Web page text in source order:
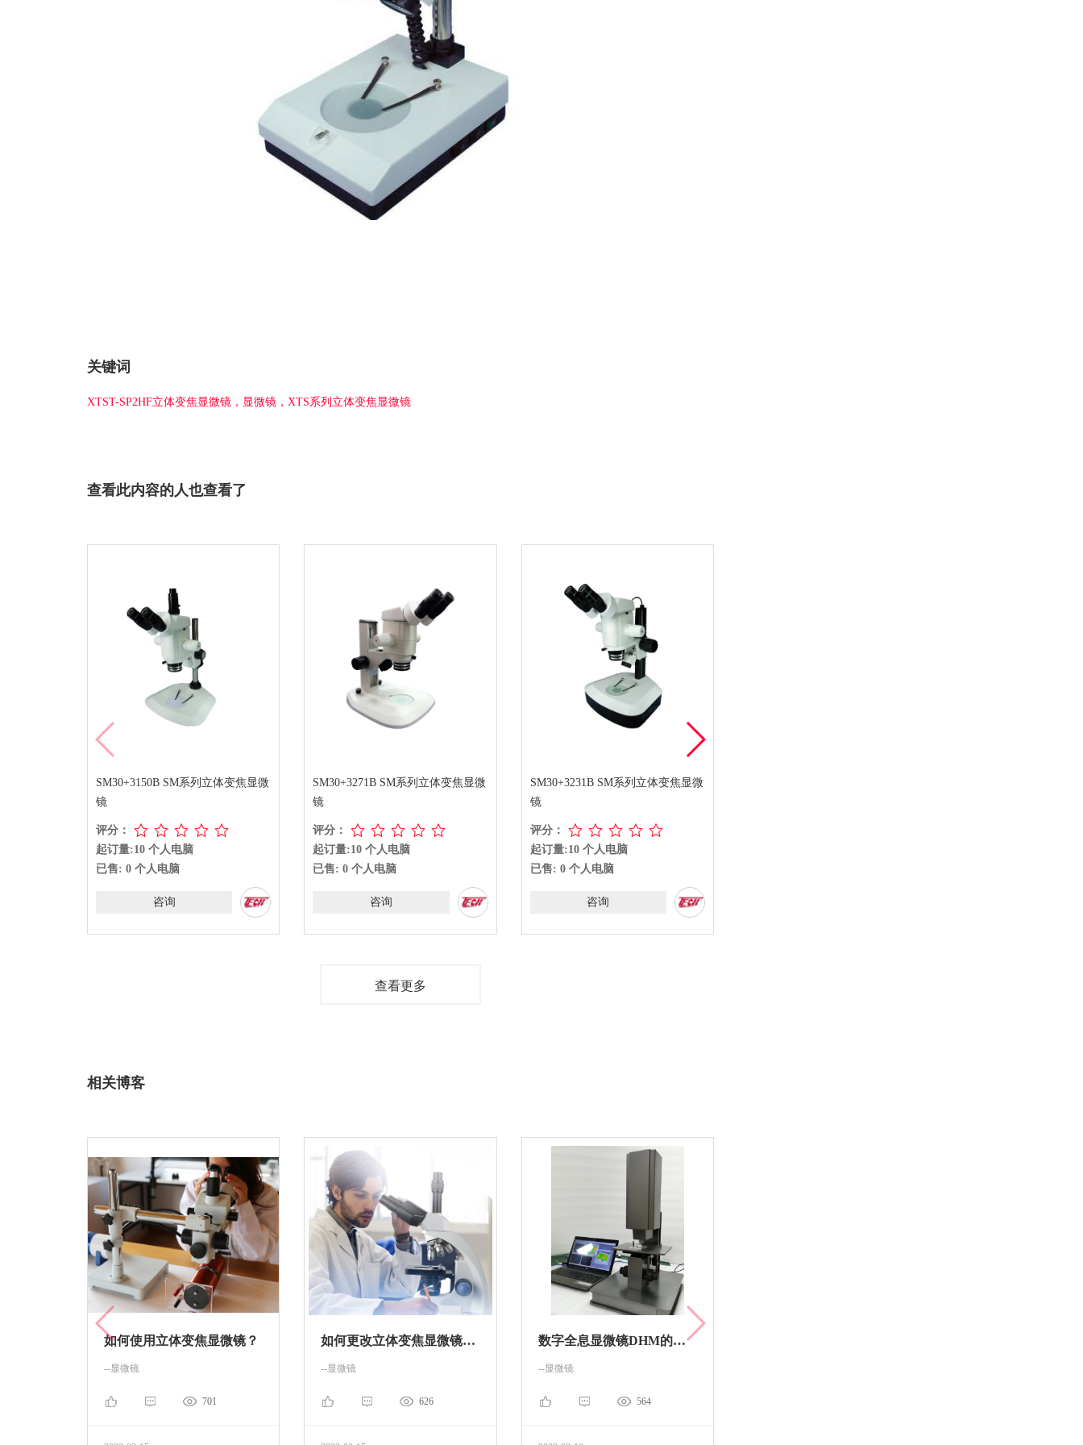
关键词
XTST-SP2HF立体变焦显微镜，显微镜，XTS系列立体变焦显微镜
查看此内容的人也查看了
SM30+3150B SM系列立体变焦显微
镜
评分：
起订量:10 个人电脑
已售: 0 个人电脑
咨询
SM30+3271B SM系列立体变焦显微
镜
评分：
起订量:10 个人电脑
已售: 0 个人电脑
咨询
SM30+3231B SM系列立体变焦显微
镜
评分：
起订量:10 个人电脑
已售: 0 个人电脑
咨询
查看更多
相关博客
如何使用立体变焦显微镜？
--显微镜
701
如何更改立体变焦显微镜的变焦？
--显微镜
626
数字全息显微镜DHM的优点
--显微镜
564